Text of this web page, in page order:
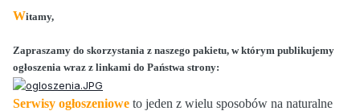
Witamy,
Zapraszamy do skorzystania z naszego pakietu, w którym publikujemy
ogłoszenia wraz z linkami do Państwa strony:
Serwisy ogłoszeniowe to jeden z wielu sposobów na naturalne